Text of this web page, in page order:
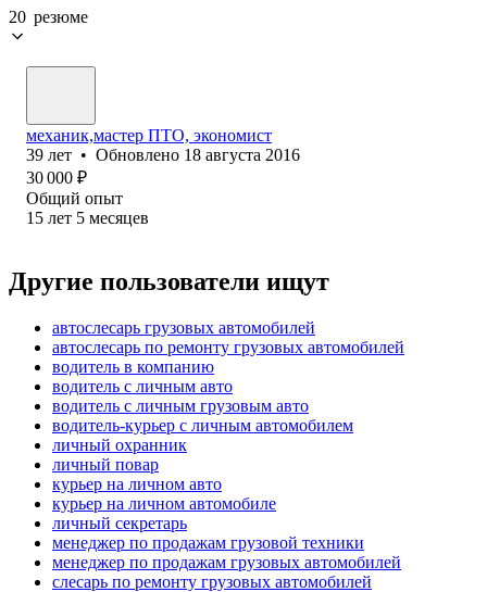
20 резюме
механик,мастер ПТО, экономист
39 лет • Обновлено 18 августа 2016
30 000 ₽
Общий опыт
15 лет 5 месяцев
Другие пользователи ищут
автослесарь грузовых автомобилей
автослесарь по ремонту грузовых автомобилей
водитель в компанию
водитель с личным авто
водитель с личным грузовым авто
водитель-курьер с личным автомобилем
личный охранник
личный повар
курьер на личном авто
курьер на личном автомобиле
личный секретарь
менеджер по продажам грузовой техники
менеджер по продажам грузовых автомобилей
слесарь по ремонту грузовых автомобилей